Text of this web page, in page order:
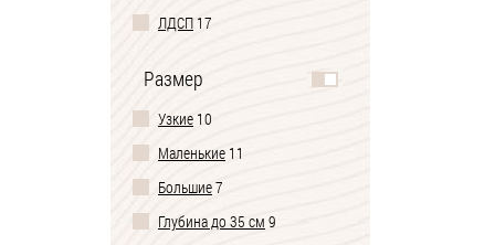
ЛДСП 17
Размер
Узкие 10
Маленькие 11
Большие7
Глубина до 35 см 9